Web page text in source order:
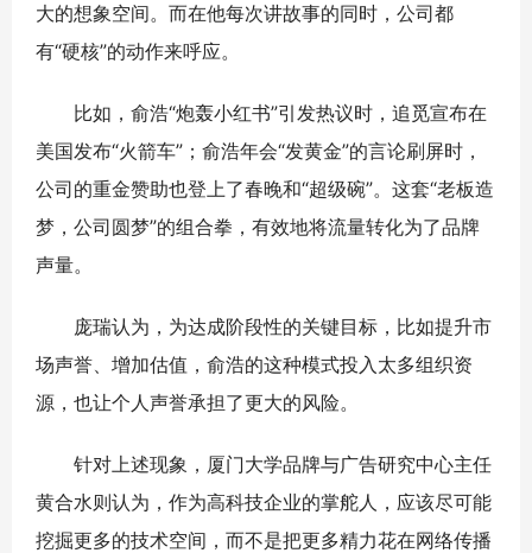
大的想象空间。而在他每次讲故事的同时，公司都
有“硬核”的动作来呼应。
比如，俞浩“炮轰小红书”引发热议时，追觅宣布在
美国发布“火箭车”；俞浩年会“发黄金”的言论刷屏时，
公司的重金赞助也登上了春晚和“超级碗”。这套“老板造
梦，公司圆梦”的组合拳，有效地将流量转化为了品牌
声量。
庞瑞认为，为达成阶段性的关键目标，比如提升市
场声誉、增加估值，俞浩的这种模式投入太多组织资
源，也让个人声誉承担了更大的风险。
针对上述现象，厦门大学品牌与广告研究中心主任
黄合水则认为，作为高科技企业的掌舵人，应该尽可能
挖掘更多的技术空间，而不是把更多精力花在网络传播